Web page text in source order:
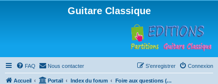
Guitare Classique
FAQ Nous contacter Connexion
S’enregistrer
Accueil Portail Index du forum Foire aux questions (Questions posées fréquemment)